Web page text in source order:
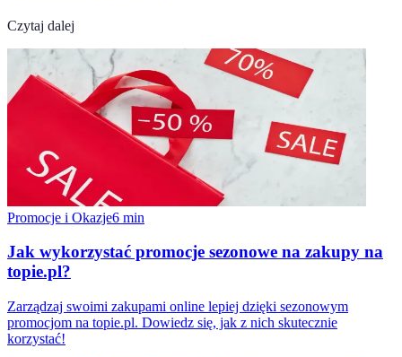
Czytaj dalej
Promocje i Okazje6 min
Jak wykorzystać promocje sezonowe na zakupy na
topie.pl?
Zarządzaj swoimi zakupami online lepiej dzięki sezonowym
promocjom na topie.pl. Dowiedz się, jak z nich skutecznie
korzystać!